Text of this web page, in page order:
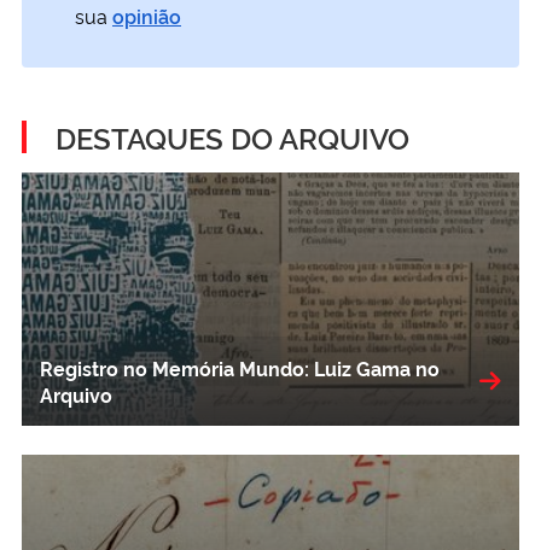
sua opinião
DESTAQUES DO ARQUIVO
Registro no Memória Mundo: Luiz Gama no
Arquivo